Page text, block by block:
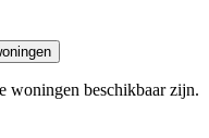
woningen beschikbaar zijn.